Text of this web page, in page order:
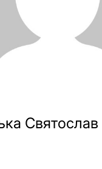
Святослав